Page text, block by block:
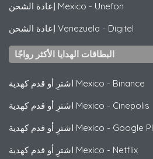
إعادة الشحن Mexico - Unefon
إعادة الشحن Venezuela - Digitel
البطاقات الهدايا الأكثر رواجًا
اشترِ أو قدم كهدية Mexico - Binance
اشترِ أو قدم كهدية Mexico - Cinepolis
اشترِ أو قدم كهدية Mexico - Google
اشترِ أو قدم كهدية Mexico - Netflix